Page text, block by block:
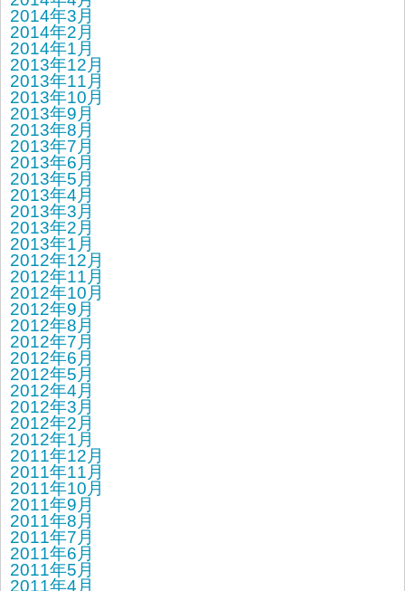
2014年3月
2014年2月
2014年1月
2013年12月
2013年11月
2013年10月
2013年9月
2013年8月
2013年7月
2013年6月
2013年5月
2013年4月
2013年3月
2013年2月
2013年1月
2012年12月
2012年11月
2012年10月
2012年9月
2012年8月
2012年7月
2012年6月
2012年5月
2012年4月
2012年3月
2012年2月
2012年1月
2011年12月
2011年11月
2011年10月
2011年9月
2011年8月
2011年7月
2011年6月
2011年5月
2011年4月